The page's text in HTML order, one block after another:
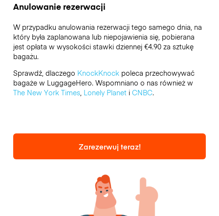
Anulowanie rezerwacji
W przypadku anulowania rezerwacji tego samego dnia, na
który była zaplanowana lub niepojawienia się, pobierana
jest opłata w wysokości stawki dziennej €4.90 za sztukę
bagażu.
Sprawdź, dlaczego KnockKnockpoleca przechowywać
bagaże w LuggageHero. Wspomniano o nas również w
The New York Times, Lonely Planeti CNBC.
Zarezerwuj teraz!